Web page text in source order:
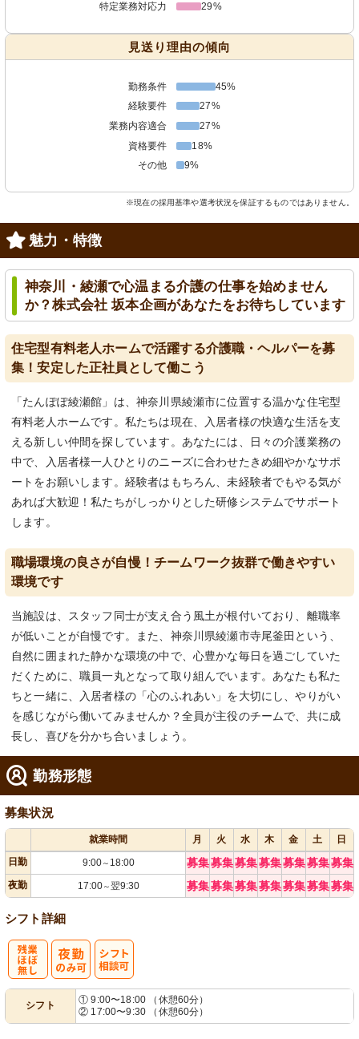
特定業務対応力
29%
見送り理由の傾向
勤務条件
45%
経験要件
27%
業務内容適合
27%
資格要件
18%
その他
9%
※現在の採用基準や選考状況を保証するものではありません。
魅力・特徴
神奈川・綾瀬で心温まる介護の仕事を始めません
か？株式会社 坂本企画があなたをお待ちしています
住宅型有料老人ホームで活躍する介護職・ヘルパーを募
集！安定した正社員として働こう
「たんぽぽ綾瀬館」は、神奈川県綾瀬市に位置する温かな住宅型
有料老人ホームです。私たちは現在、入居者様の快適な生活を支
える新しい仲間を探しています。あなたには、日々の介護業務の
中で、入居者様一人ひとりのニーズに合わせたきめ細やかなサポ
ートをお願いします。経験者はもちろん、未経験者でもやる気が
あれば大歓迎！私たちがしっかりとした研修システムでサポート
します。
職場環境の良さが自慢！チームワーク抜群で働きやすい
環境です
当施設は、スタッフ同士が支え合う風土が根付いており、離職率
が低いことが自慢です。また、神奈川県綾瀬市寺尾釜田という、
自然に囲まれた静かな環境の中で、心豊かな毎日を過ごしていた
だくために、職員一丸となって取り組んでいます。あなたも私た
ちと一緒に、入居者様の「心のふれあい」を大切にし、やりがい
を感じながら働いてみませんか？全員が主役のチームで、共に成
長し、喜びを分かち合いましょう。
勤務形態
募集状況
就業時間 月 火 水 木 金 土
日
日勤
9:00～ 18:00 募集募集募集募集募集募集募集
夜勤 17:00～翌9:30 募集募集募集募集募集募集募集
シフト詳細
シフト
① 9:00〜18:00 （休憩60分）
② 17:00〜9:30 （休憩60分）